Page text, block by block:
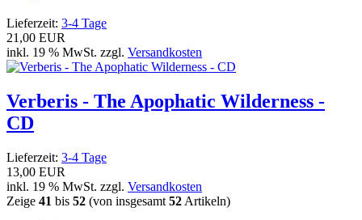
Lieferzeit: 3-4 Tage
21,00 EUR
inkl. 19 % MwSt. zzgl. Versandkosten
Verberis - The Apophatic Wilderness -
CD
Lieferzeit: 3-4 Tage
13,00 EUR
inkl. 19 % MwSt. zzgl. Versandkosten
Zeige 41 bis 52 (von insgesamt 52 Artikeln)